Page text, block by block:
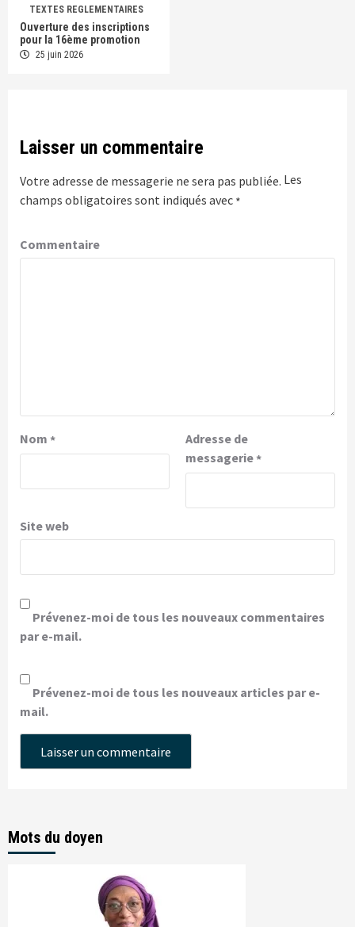
TEXTES REGLEMENTAIRES
Ouverture des inscriptions
pour la 16ème promotion
25 juin 2026
Laisser un commentaire
Votre adresse de messagerie ne sera pas publiée. Les
champs obligatoires sont indiqués avec *
Commentaire
Nom *
Adresse de
messagerie*
Site web
Prévenez-moi de tous les nouveaux commentaires
par e-mail.
Prévenez-moi de tous les nouveaux articles par e-
mail.
Mots du doyen